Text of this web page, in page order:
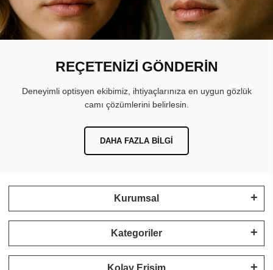
REÇETENİZİ GÖNDERİN
Deneyimli optisyen ekibimiz, ihtiyaçlarınıza en uygun gözlük
camı çözümlerini belirlesin.
DAHA FAZLA BILGI
Kurumsal
Kategoriler
Kolay Erişim